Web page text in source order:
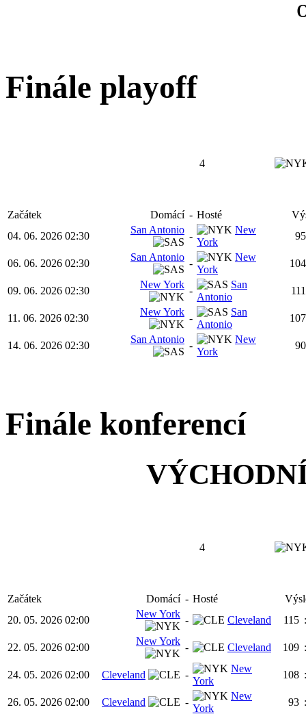
Finále playoff
4
Začátek Domácí - Hosté
04. 06. 2026 02:30
San Antonio
-
New
York
95
06. 06. 2026 02:30
San Antonio
-
New
York
104
09. 06. 2026 02:30
New York
-
San
Antonio
111
11. 06. 2026 02:30
New York
-
San
Antonio
107
14. 06. 2026 02:30
San Antonio
-
New
York
90
Finále konferencí
4
Začátek Domácí - Hosté
20. 05. 2026 02:00
New York
- Cleveland 115 :
22. 05. 2026 02:00
New York
- Cleveland 109 :
24. 05. 2026 02:00 Cleveland -
New
York
108 :
26. 05. 2026 02:00 Cleveland -
New
York
93 :